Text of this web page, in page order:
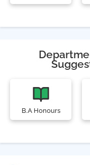
B.A Honours